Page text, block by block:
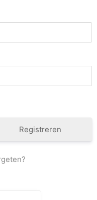
Registreren